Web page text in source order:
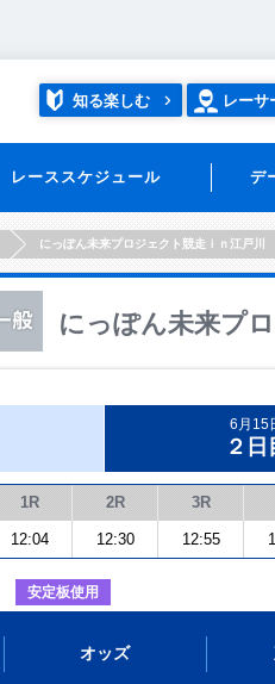
知る楽しむ レーサ
レーススケジュール デ
にっぽん未来プロジェクト競走ｉｎ江戸川
にっぽん未来プ
6月15
２日
1R 2R 3R
12:04 12:30 12:55
安定板使用
オッズ